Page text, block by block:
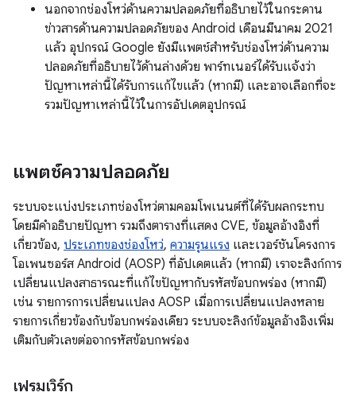
นอกจากช่องโหว่ด้านความปลอดภัยที่อธิบายไว้ในกระดาน
ข่าวสารด้านความปลอดภัยของ Android เดือนมีนาคม 2021
แล้ว อุปกรณ์ Google ยังมีแพตช์สำหรับช่องโหว่ด้านความ
ปลอดภัยที่อธิบายไว้ด้านล่างด้วย พาร์ทเนอร์ได้รับแจ้งว่า
ปัญหาเหล่านี้ได้รับการแก้ไขแล้ว (หากมี) และอาจเลือกที่จะ
รวมปัญหาเหล่านี้ไว้ในการอัปเดตอุปกรณ์
แพตช์ความปลอดภัย
ระบบจะแบ่งประเภทช่องโหว่ตามคอมโพเนนต์ที่ได้รับผลกระทบ
โดยมีคำอธิบายปัญหา รวมถึงตารางที่แสดง CVE, ข้อมูลอ้างอิงที่
เกี่ยวข้อง, ประเภทของช่องโหว่, ความรุนแรง และเวอร์ชันโครงการ
โอเพนซอร์ส Android (AOSP) ที่อัปเดตแล้ว (หากมี) เราจะลิงก์การ
เปลี่ยนแปลงสาธารณะที่แก้ไขปัญหากับรหัสข้อบกพร่อง (หากมี)
เช่น รายการการเปลี่ยนแปลง AOSP เมื่อการเปลี่ยนแปลงหลาย
รายการเกี่ยวข้องกับข้อบกพร่องเดียว ระบบจะลิงก์ข้อมูลอ้างอิงเพิ่ม
เติมกับตัวเลขต่อจากรหัสข้อบกพร่อง
เฟรมเวิร์ก